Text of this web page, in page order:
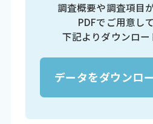
調査概要や調査項目
PDFでご用意し
下記よりダウンロー
データをダウンロ